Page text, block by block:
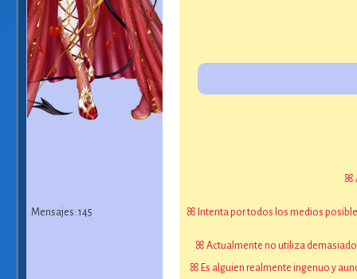
Mensajes: 145
ꕤ
ꕤ Intenta por todos los medios
ꕤ Actualmente no utiliza demasiado
ꕤ Es alguien realmente ingenuo y